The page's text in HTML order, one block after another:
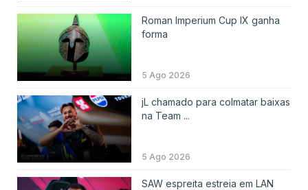
Roman Imperium Cup IX ganha
forma
5 Ago 2026
jL chamado para colmatar baixas
na Team ...
5 Ago 2026
SAW espreita estreia em LAN